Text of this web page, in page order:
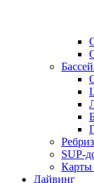
SUP-
Карты
Дайвинг